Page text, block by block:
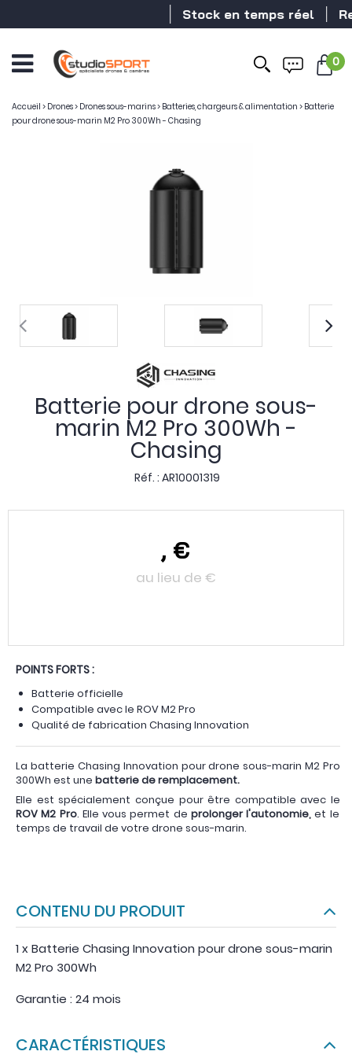
Stock en temps réel
0
Accueil > Drones> Drones sous-marins> Batteries, chargeurs & alimentation > Batterie
pour drone sous-marin M2 Pro 300Wh - Chasing
Batterie pour drone sous-
marin M2 Pro 300Wh -
Chasing
Réf. : AR10001319
, €
au lieu de €
POINTS FORTS :
Batterie officielle
Compatible avec le ROV M2 Pro
Qualité de fabrication Chasing Innovation
La batterie Chasing Innovation pour drone sous-marin M2 Pro
300Wh est une batterie de remplacement.
Elle est spécialement conçue pour être compatible avec le
ROV M2 Pro. Elle vous permet de prolonger l'autonomie, et le
temps de travail de votre drone sous-marin.
CONTENU DU PRODUIT
1 x Batterie Chasing Innovation pour drone sous-marin
M2 Pro 300Wh
Garantie : 24 mois
CARACTÉRISTIQUES